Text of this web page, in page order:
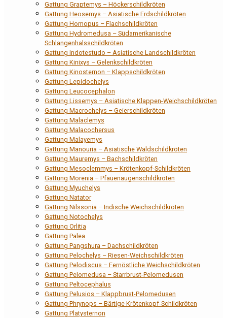
Gattung Graptemys – Höckerschildkröten
Gattung Heosemys – Asiatische Erdschildkröten
Gattung Homopus – Flachschildkröten
Gattung Hydromedusa – Südamerikanische
Schlangenhalsschildkröten
Gattung Indotestudo – Asiatische Landschildkröten
Gattung Kinixys – Gelenkschildkröten
Gattung Kinosternon – Klappschildkröten
Gattung Lepidochelys
Gattung Leucocephalon
Gattung Lissemys – Asiatische Klappen-Weichschildkröten
Gattung Macrochelys – Geierschildkröten
Gattung Malaclemys
Gattung Malacochersus
Gattung Malayemys
Gattung Manouria – Asiatische Waldschildkröten
Gattung Mauremys – Bachschildkröten
Gattung Mesoclemmys – Krötenkopf-Schildkröten
Gattung Morenia – Pfauenaugenschildkröten
Gattung Myuchelys
Gattung Natator
Gattung Nilssonia – Indische Weichschildkröten
Gattung Notochelys
Gattung Orlitia
Gattung Palea
Gattung Pangshura – Dachschildkröten
Gattung Pelochelys – Riesen-Weichschildkröten
Gattung Pelodiscus – Fernöstliche Weichschildkröten
Gattung Pelomedusa – Starrbrust-Pelomedusen
Gattung Peltocephalus
Gattung Pelusios – Klappbrust-Pelomedusen
Gattung Phrynops – Bärtige Krötenkopf-Schildkröten
Gattung Platysternon